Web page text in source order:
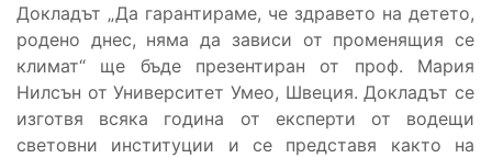
Докладът „Да гарантираме, че здравето на детето,
родено днес, няма да зависи от променящия се
климат“ ще бъде презентиран от проф. Мария
Нилсън от Университет Умео, Швеция. Докладът се
изготвя всяка година от експерти от водещи
световни институции и се представя както на